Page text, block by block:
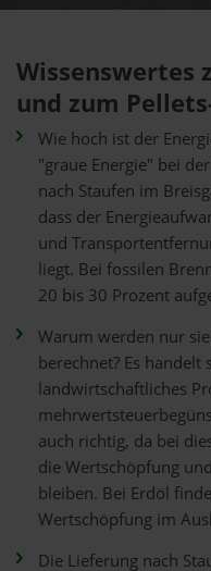
Wissenswertes
und zum
Wie hoch ist der
"graue Energie" bei
nach Staufen im
dass der
und
liegt. Bei fossilen
20 bis 30 Prozent
Warum werden nur
berechnet? Es handelt
landwirtschaftliches
auch richtig, da bei
die Wertschöpfung
bleiben. Bei Erdöl
Wertschöpfung im
Die Lieferung nach